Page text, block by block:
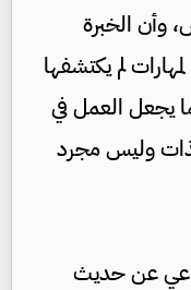
وأن الخبرة
لم يكتشفها
يجعل العمل في
وليس مجرد
عن حديث